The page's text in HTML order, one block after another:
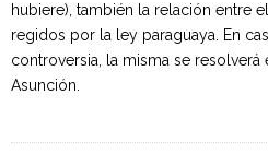
hubiere), también la relación entre
regidos por la ley paraguaya. En
controversia, la misma se
Asunción.